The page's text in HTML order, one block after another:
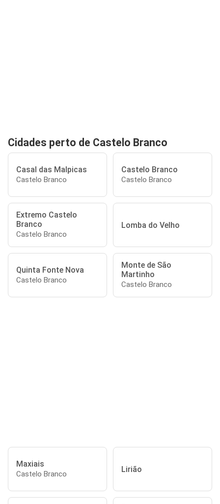
Cidades perto de Castelo Branco
Casal das Malpicas
Castelo Branco
Castelo Branco
Castelo Branco
Extremo Castelo
Branco
Castelo Branco
Lomba do Velho
Quinta Fonte Nova
Castelo Branco
Monte de São
Martinho
Castelo Branco
Maxiais
Castelo Branco Lirião